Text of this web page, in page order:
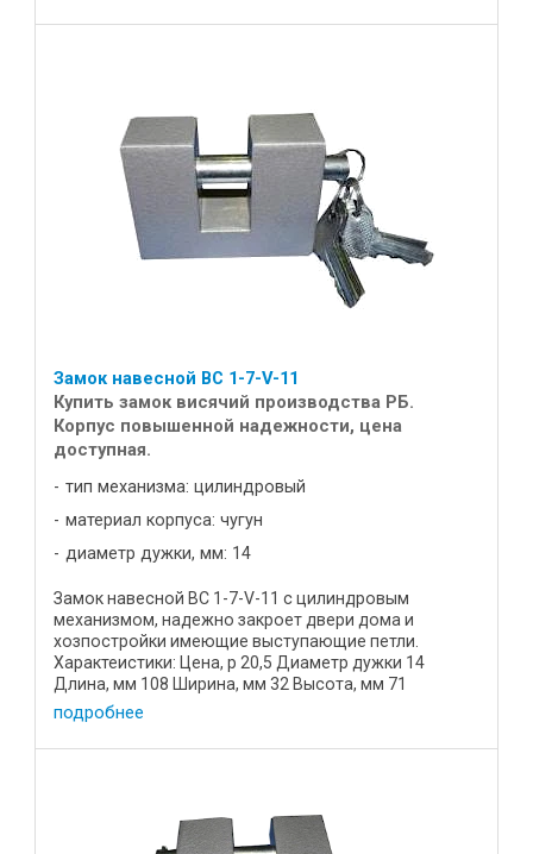
Замок навесной ВС 1-7-V-11
Купить замок висячий производства РБ.
Корпус повышенной надежности, цена
доступная.
тип механизма: цилиндровый
материал корпуса: чугун
диаметр дужки, мм: 14
Замок навесной ВС 1-7-V-11 с цилиндровым
механизмом, надежно закроет двери дома и
хозпостройки имеющие выступающие петли.
Характеистики: Цена, р 20,5 Диаметр дужки 14
Длина, мм 108 Ширина, мм 32 Высота, мм 71
Материал корпуса высокопрочный чугун ...
подробнее